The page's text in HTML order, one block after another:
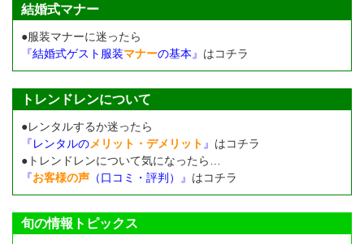
結婚式マナー
●服装マナーに迷ったら
『結婚式ゲスト服装マナーの基本』 はコチラ
トレンドレンについて
●レンタルするか迷ったら
『レンタルのメリット・デメリット 』 はコチラ
●トレンドレンについて気になったら…
『お客様の声 （口コミ・評判）』 はコチラ
旬の情報トピックス